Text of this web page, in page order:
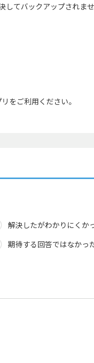
してバックアップされま
をご利用ください。
解決したがわかりにくか
期待する回答ではなかっ